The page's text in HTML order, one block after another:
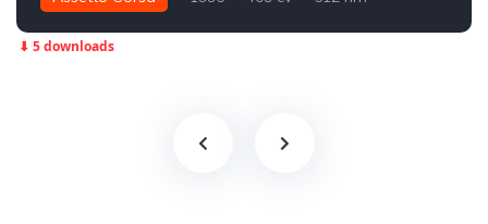
⬇ 5 downloads